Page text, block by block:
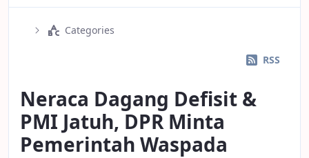
Categories
RSS
Neraca Dagang Defisit &
PMI Jatuh, DPR Minta
Pemerintah Waspada